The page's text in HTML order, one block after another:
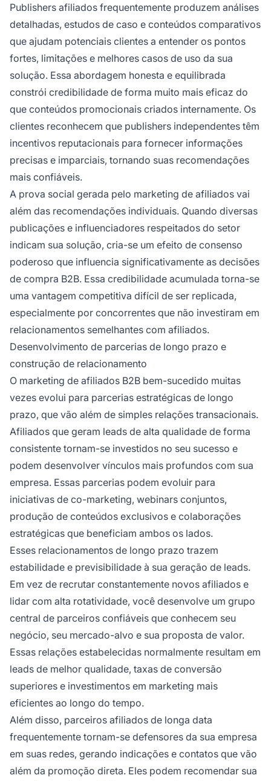
Publishers afiliados frequentemente produzem análises
detalhadas, estudos de caso e conteúdos comparativos
que ajudam potenciais clientes a entender os pontos
fortes, limitações e melhores casos de uso da sua
solução. Essa abordagem honesta e equilibrada
constrói credibilidade de forma muito mais eficaz do
que conteúdos promocionais criados internamente. Os
clientes reconhecem que publishers independentes têm
incentivos reputacionais para fornecer informações
precisas e imparciais, tornando suas recomendações
mais confiáveis.
A prova social gerada pelo marketing de afiliados vai
além das recomendações individuais. Quando diversas
publicações e influenciadores respeitados do setor
indicam sua solução, cria-se um efeito de consenso
poderoso que influencia significativamente as decisões
de compra B2B. Essa credibilidade acumulada torna-se
uma vantagem competitiva difícil de ser replicada,
especialmente por concorrentes que não investiram em
relacionamentos semelhantes com afiliados.
Desenvolvimento de parcerias de longo prazo e
construção de relacionamento
O marketing de afiliados B2B bem-sucedido muitas
vezes evolui para parcerias estratégicas de longo
prazo, que vão além de simples relações transacionais.
Afiliados que geram leads de alta qualidade de forma
consistente tornam-se investidos no seu sucesso e
podem desenvolver vínculos mais profundos com sua
empresa. Essas parcerias podem evoluir para
iniciativas de co-marketing, webinars conjuntos,
produção de conteúdos exclusivos e colaborações
estratégicas que beneficiam ambos os lados.
Esses relacionamentos de longo prazo trazem
estabilidade e previsibilidade à sua geração de leads.
Em vez de recrutar constantemente novos afiliados e
lidar com alta rotatividade, você desenvolve um grupo
central de parceiros confiáveis que conhecem seu
negócio, seu mercado-alvo e sua proposta de valor.
Essas relações estabelecidas normalmente resultam em
leads de melhor qualidade, taxas de conversão
superiores e investimentos em marketing mais
eficientes ao longo do tempo.
Além disso, parceiros afiliados de longa data
frequentemente tornam-se defensores da sua empresa
em suas redes, gerando indicações e contatos que vão
além da promoção direta. Eles podem recomendar sua